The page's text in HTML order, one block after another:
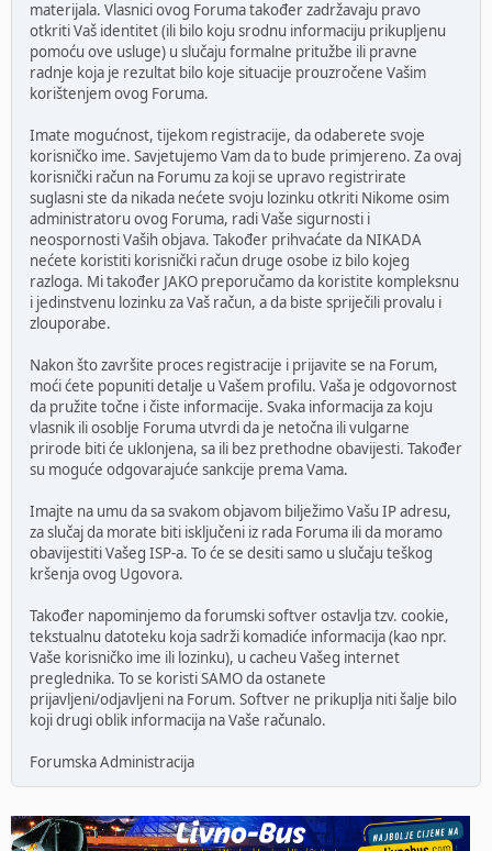
materijala. Vlasnici ovog Foruma također zadržavaju pravo
otkriti Vaš identitet (ili bilo koju srodnu informaciju prikupljenu
pomoću ove usluge) u slučaju formalne pritužbe ili pravne
radnje koja je rezultat bilo koje situacije prouzročene Vašim
korištenjem ovog Foruma.
Imate mogućnost, tijekom registracije, da odaberete svoje
korisničko ime. Savjetujemo Vam da to bude primjereno. Za ovaj
korisnički račun na Forumu za koji se upravo registrirate
suglasni ste da nikada nećete svoju lozinku otkriti Nikome osim
administratoru ovog Foruma, radi Vaše sigurnosti i
neospornosti Vaših objava. Također prihvaćate da NIKADA
nećete koristiti korisnički račun druge osobe iz bilo kojeg
razloga. Mi također JAKO preporučamo da koristite kompleksnu
i jedinstvenu lozinku za Vaš račun, a da biste spriječili provalu i
zlouporabe.
Nakon što završite proces registracije i prijavite se na Forum,
moći ćete popuniti detalje u Vašem profilu. Vaša je odgovornost
da pružite točne i čiste informacije. Svaka informacija za koju
vlasnik ili osoblje Foruma utvrdi da je netočna ili vulgarne
prirode biti će uklonjena, sa ili bez prethodne obavijesti. Također
su moguće odgovarajuće sankcije prema Vama.
Imajte na umu da sa svakom objavom bilježimo Vašu IP adresu,
za slučaj da morate biti isključeni iz rada Foruma ili da moramo
obavijestiti Vašeg ISP-a. To će se desiti samo u slučaju teškog
kršenja ovog Ugovora.
Također napominjemo da forumski softver ostavlja tzv. cookie,
tekstualnu datoteku koja sadrži komadiće informacija (kao npr.
Vaše korisničko ime ili lozinku), u cacheu Vašeg internet
preglednika. To se koristi SAMO da ostanete
prijavljeni/odjavljeni na Forum. Softver ne prikuplja niti šalje bilo
koji drugi oblik informacija na Vaše računalo.
Forumska Administracija